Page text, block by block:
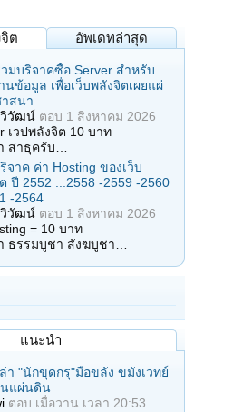
ต อัพเดทล่าสุด
มบริจาคซื้อ Server สำหรับ
นข้อมูล เพื่อเว็บพลังจิตเผยแผ่
สนา
วัฒน์ ตอบ 1 สิงหาคม 2026
เวปพลังจิต 10 บาท
สาธุครับ…
จาค ค่า Hosting ของเว็บ
ปี 2552 ...2558 -2559 -2560
-2564
วัฒน์ ตอบ 1 สิงหาคม 2026
= 10 บาท
ธรรมบูชา สังฆบูชา…
แนะนำ
ล่า "นักขุดกรุ"มือขลัง ขมังเวทย์
แผ่นดิน
ตอบ เมื่อวาน เวลา 20:53